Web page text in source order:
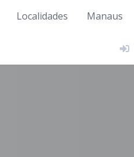
Localidades Manaus